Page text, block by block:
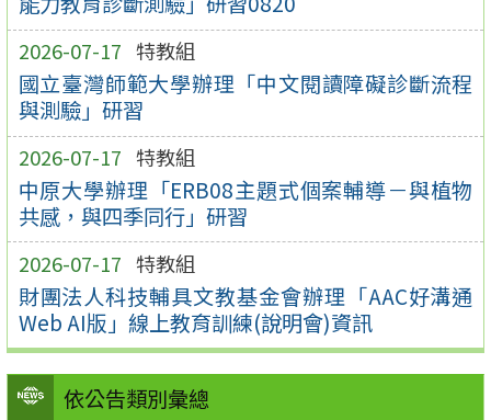
2026-07-17 特教組
國立臺灣師範大學辦理「中文閱讀障礙診斷流程
與測驗」研習
2026-07-17 特教組
中原大學辦理「ERB08主題式個案輔導－與植物
共感，與四季同行」研習
2026-07-17 特教組
財團法人科技輔具文教基金會辦理「AAC好溝通
Web AI版」線上教育訓練(說明會)資訊
依公告類別彙總